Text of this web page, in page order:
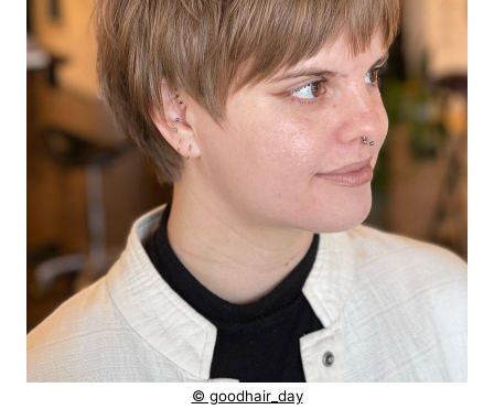
© goodhair_day